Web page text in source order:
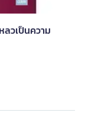
ลวเป็นความ